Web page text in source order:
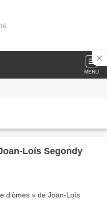
MENU
Loís Segondy